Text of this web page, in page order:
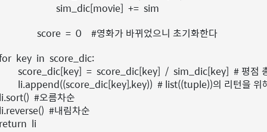
sim_dic[movie] += sim
score = 0
#영화가 바뀌었으니 초기화한다
key in score_dic:
score_dic[key] = score_dic[key] / sim_dic[key] # 평점
li.append((score_dic[key],key)) # list((tuple))의 리턴을 위
.sort() #오름차순
.reverse() #내림차순
li